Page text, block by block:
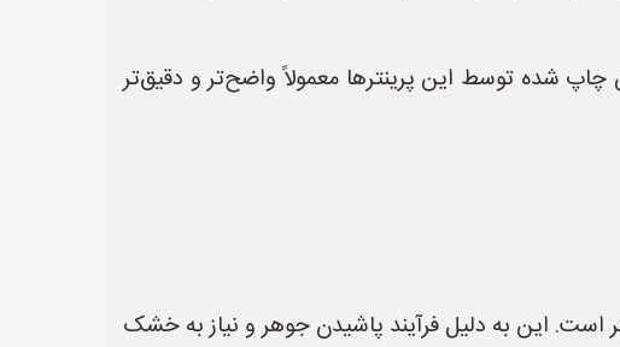
شده توسط این پرینترها معمولاً واضح‌تر و دقیق‌تر
این به دلیل فرآیند پاشیدن جوهر و نیاز به خشک